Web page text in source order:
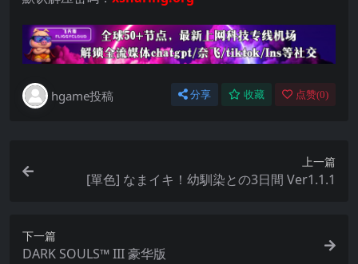
hgame投稿 分享 收藏 点赞(0)
上一篇
[單色] なまイキ！幼馴染との3日間 Ver1.1.1
下一篇
DARK SOULS™ III 豪华版